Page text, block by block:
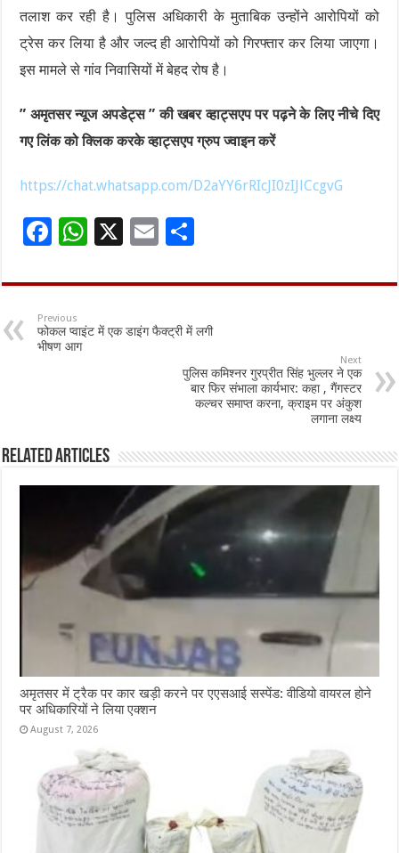
तलाश कर रही है। पुलिस अधिकारी के मुताबिक उन्होंने आरोपियों को
ट्रेस कर लिया है और जल्द ही आरोपियों को गिरफ्तार कर लिया जाएगा।
इस मामले से गांव निवासियों में बेहद रोष है।
” अमृतसर न्यूज अपडेट्स ” की खबर व्हाट्सएप पर पढ़ने के लिए नीचे दिए
गए लिंक को क्लिक करके व्हाट्सएप ग्रुप ज्वाइन करें
https://chat.whatsapp.com/D2aYY6rRIcJI0zIJlCcgvG
F
e
b
o
W
at
sA
p
X
E
ai ar
e
Previous
फोकल प्वाइंट में एक डाइंग फैक्ट्री में लगी
भीषण आग
Next
पुलिस कमिश्नर गुरप्रीत सिंह भुल्लर ने एक
बार फिर संभाला कार्यभार: कहा , गैंगस्टर
कल्चर समाप्त करना, क्राइम पर अंकुश
लगाना लक्ष्य
Related Articles
अमृतसर में ट्रैक पर कार खड़ी करने पर एएसआई सस्पेंड: वीडियो वायरल होने
पर अधिकारियों ने लिया एक्शन
August 7, 2026